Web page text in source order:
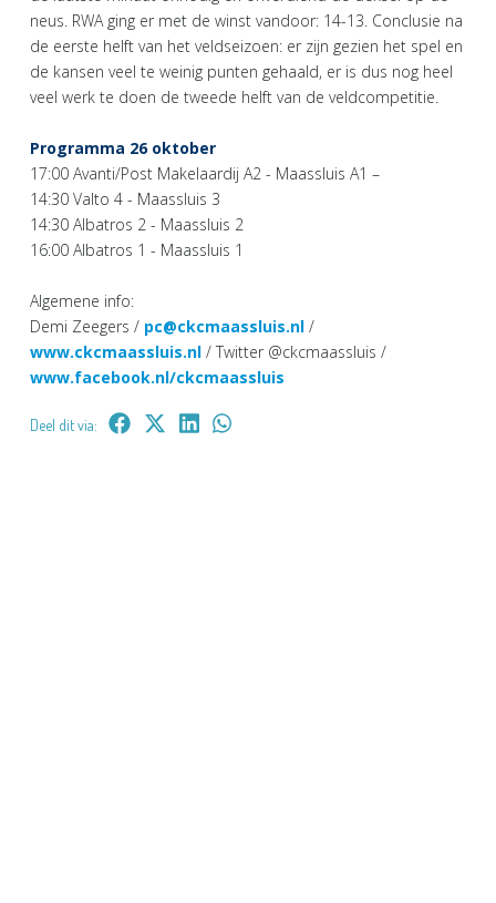
neus. RWA ging er met de winst vandoor: 14-13. Conclusie na
de eerste helft van het veldseizoen: er zijn gezien het spel en
de kansen veel te weinig punten gehaald, er is dus nog heel
veel werk te doen de tweede helft van de veldcompetitie.
Programma 26 oktober
17:00 Avanti/Post Makelaardij A2 - Maassluis A1 –
14:30 Valto 4 - Maassluis 3
14:30 Albatros 2 - Maassluis 2
16:00 Albatros 1 - Maassluis 1
Algemene info:
Demi Zeegers / pc@ckcmaassluis.nl /
www.ckcmaassluis.nl / Twitter @ckcmaassluis /
www.facebook.nl/ckcmaassluis
Deel dit via: